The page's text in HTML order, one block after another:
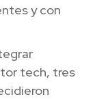
y con
tech, tres